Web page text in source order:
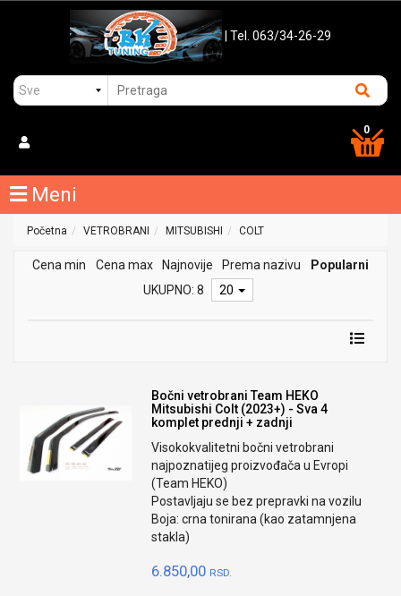
| Tel. 063/34-26-29
0
Meni
Početna VETROBRANI MITSUBISHI COLT
Cena min Cena max Najnovije Prema nazivu
Popularni
UKUPNO: 8
20
Bočni vetrobrani Team HEKO
Mitsubishi Colt (2023+) - Sva 4
komplet prednji + zadnji
Visokokvalitetni bočni vetrobrani
najpoznatijeg proizvođača u Evropi
(Team HEKO)
Postavljaju se bez prepravki na vozilu
Boja: crna tonirana (kao zatamnjena
stakla)
6.850,00 RSD.